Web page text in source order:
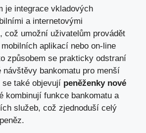
je integrace vkladových
a internetovými
což umožní uživatelům provádět
aplikací nebo on-line
způsobem se prakticky odstraní
návštěvy bankomatu pro menší
také objevují peněženky nové
kombinují funkce bankomatu a
služeb, což zjednoduší celý